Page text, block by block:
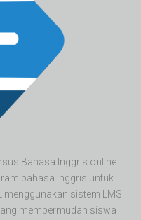
Bahasa Inggris online
bahasa Inggris untuk
menggunakan sistem LMS
mempermudah siswa